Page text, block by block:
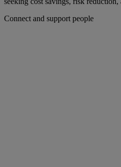
Connect and support people